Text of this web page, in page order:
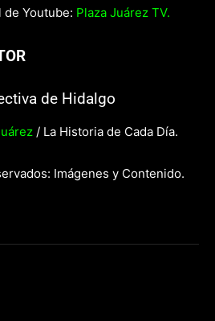
de Youtube: Plaza Juárez TV.
de Hidalgo
/ La Historia de Cada Día.
Imágenes y Contenido.